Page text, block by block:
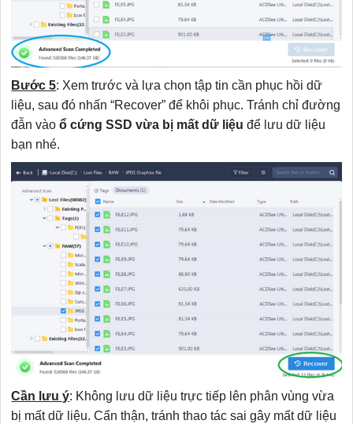
Bước 5: Xem trước và lựa chọn tập tin cần phục hồi dữ
liệu, sau đó nhấn “Recover” để khôi phục. Tránh chỉ đường
đẫn vàoổ cứng SSD vừa bị mất dữ liệu để lưu dữ liệu
bạn nhé.
Cần lưu ý: Không lưu dữ liệu trực tiếp lên phân vùng vừa
bị mất dữ liệu. Cẩn thận, tránh thao tác sai gây mất dữ liệu